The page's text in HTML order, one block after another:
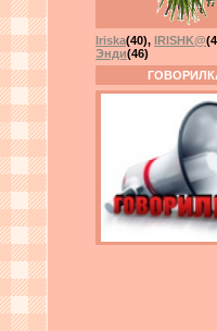
Iriska(40), IRISHK@
Энди(46)